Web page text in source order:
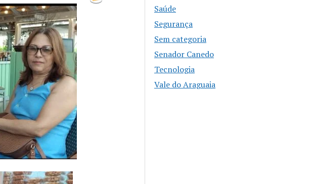
Saúde
Segurança
Sem categoria
Senador Canedo
Tecnologia
Vale do Araguaia